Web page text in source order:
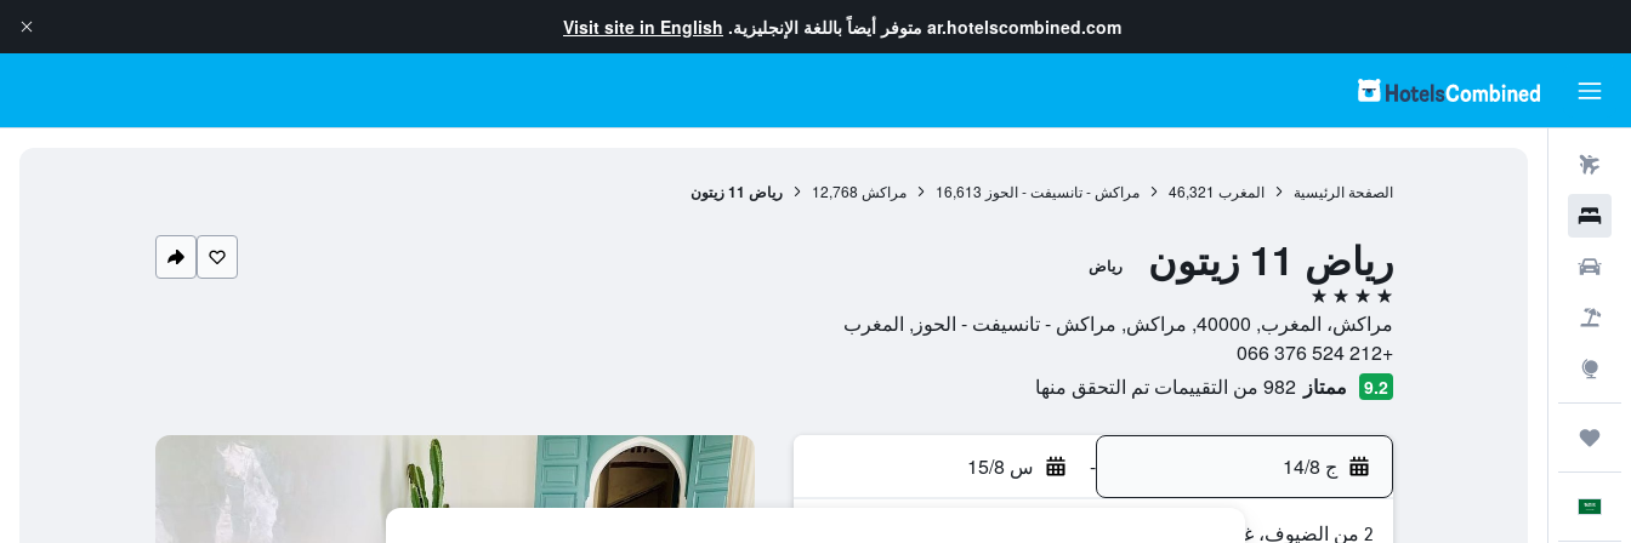
ar.hotelscombined.com متوفر أيضاً باللغة الإنجليزية. Visit site in English
الصفحة الرئيسية المغرب 46,321 مراكش - تانسيفت - الحوز 16,613 مراكش 12,768 رياض 11 زيتون
رياض 11 زيتون رياض
4 نجوم
مراكش، المغرب, 40000, مراكش, مراكش - تانسيفت - الحوز, المغرب
+212 524 376 066
9.2 ممتاز 982 من التقييمات تم التحقق منها
ج 14/8 - س 15/8
2 من الضيوف، غرفة واحدة